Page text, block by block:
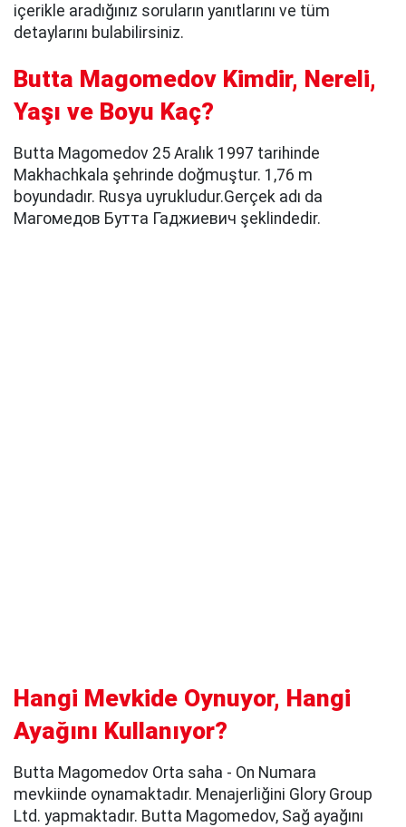
içerikle aradığınız soruların yanıtlarını ve tüm
detaylarını bulabilirsiniz.
Butta Magomedov Kimdir, Nereli,
Yaşı ve Boyu Kaç?
Butta Magomedov 25 Aralık 1997 tarihinde
Makhachkala şehrinde doğmuştur. 1,76 m
boyundadır. Rusya uyrukludur.Gerçek adı da
Магомедов Бутта Гаджиевич şeklindedir.
Hangi Mevkide Oynuyor, Hangi
Ayağını Kullanıyor?
Butta Magomedov Orta saha - On Numara
mevkiinde oynamaktadır. Menajerliğini Glory Group
Ltd. yapmaktadır. Butta Magomedov, Sağ ayağını